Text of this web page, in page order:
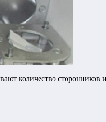
количество сторонников